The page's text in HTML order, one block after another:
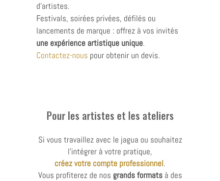
d’artistes.
Festivals, soirées privées, défilés ou
lancements de marque : offrez à vos invités
une expérience artistique unique.
Contactez-nous pour obtenir un devis.
Pour les artistes et les ateliers
Si vous travaillez avec le jagua ou souhaitez
l’intégrer à votre pratique,
créez votre compte professionnel.
Vous profiterez de nos grands formatsà des